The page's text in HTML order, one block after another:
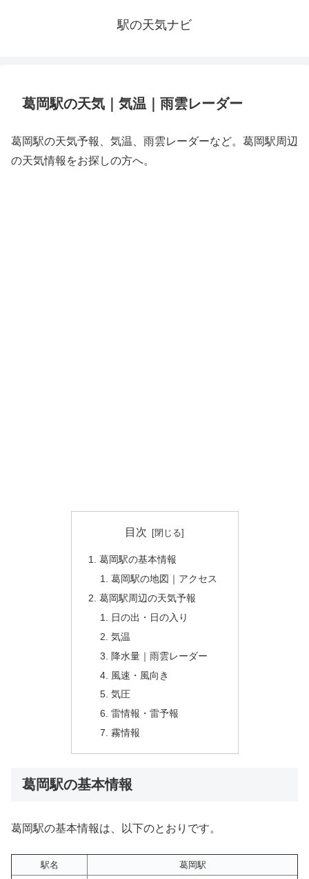
駅の天気ナビ
葛岡駅の天気｜気温｜雨雲レーダー
葛岡駅の天気予報、気温、雨雲レーダーなど。葛岡駅周辺
の天気情報をお探しの方へ。
目次
葛岡駅の基本情報
葛岡駅の地図｜アクセス
葛岡駅周辺の天気予報
日の出・日の入り
気温
降水量｜雨雲レーダー
風速・風向き
気圧
雷情報・雷予報
霧情報
葛岡駅の基本情報
葛岡駅の基本情報は、以下のとおりです。
駅名
葛岡駅